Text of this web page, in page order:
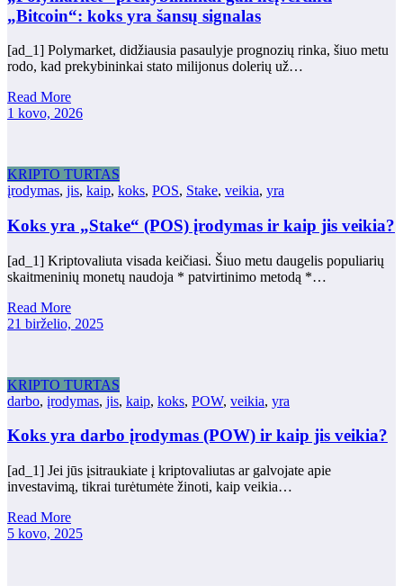
„Bitcoin“: koks yra šansų signalas
[ad_1] Polymarket, didžiausia pasaulyje prognozių rinka, šiuo metu
rodo, kad prekybininkai stato milijonus dolerių už…
Read More
1 kovo, 2026
KRIPTO TURTAS
įrodymas, jis, kaip, koks, POS, Stake, veikia, yra
Koks yra „Stake“ (POS) įrodymas ir kaip jis veikia?
[ad_1] Kriptovaliuta visada keičiasi. Šiuo metu daugelis populiarių
skaitmeninių monetų naudoja * patvirtinimo metodą *…
Read More
21 birželio, 2025
KRIPTO TURTAS
darbo, įrodymas, jis, kaip, koks, POW, veikia, yra
Koks yra darbo įrodymas (POW) ir kaip jis veikia?
[ad_1] Jei jūs įsitraukiate į kriptovaliutas ar galvojate apie
investavimą, tikrai turėtumėte žinoti, kaip veikia…
Read More
5 kovo, 2025